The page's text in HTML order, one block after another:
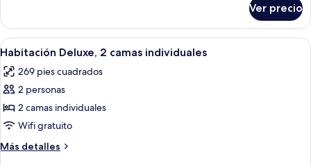
King
size
Deluxe,
cama
size
Ver precio
Abrir
todas
las
fotos
de
Habitación
Deluxe,
2
Habitación de hotel con dos camas,
5
Habitación Deluxe, 2 camas individuales
269 pies cuadrados
2 personas
2 camas individuales
Wifi gratuito
Más detalles
Más